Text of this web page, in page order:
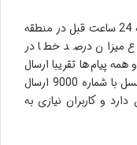
یعنی پیام شما به خطوطی ارسال می شود که 24 ساعت قبل در منطقه
میزان درصد خطا در
پیام ها تقریبا ارسال
می شوند. پیامک ها در پنل اس ام اس ایرانسل با شماره 9000 ارسال
و کاربران نیازی به